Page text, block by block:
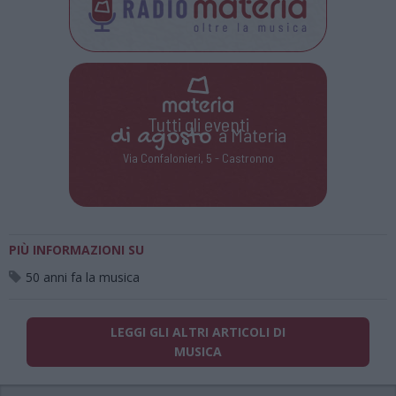
Tutti gli eventi
di agostoa Materia
Via Confalonieri, 5 - Castronno
PIÙ INFORMAZIONI SU
50 anni fa la musica
LEGGI GLI ALTRI ARTICOLI DI
MUSICA